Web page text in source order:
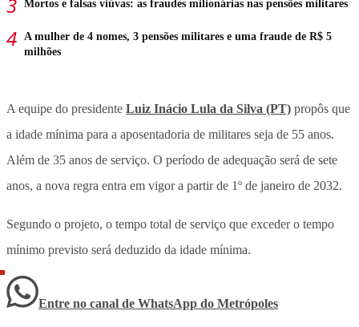
Mortos e falsas viúvas: as fraudes milionárias nas pensões militares
A mulher de 4 nomes, 3 pensões militares e uma fraude de R$ 5
milhões
A equipe do presidente Luiz Inácio Lula da Silva (PT) propôs que
a idade mínima para a aposentadoria de militares seja de 55 anos.
Além de 35 anos de serviço. O período de adequação será de sete
anos, a nova regra entra em vigor a partir de 1º de janeiro de 2032.
Segundo o projeto, o tempo total de serviço que exceder o tempo
mínimo previsto será deduzido da idade mínima.
Entre no canal de WhatsApp do Metrópoles